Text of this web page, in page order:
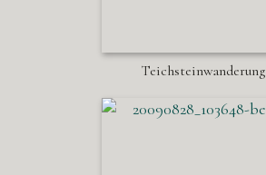
Teichsteinwanderung